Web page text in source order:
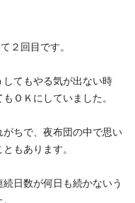
２回目です。
てもやる気が出ない時
ＯＫにしていました。
ちで、夜布団の中で思い
もあります。
日数が何日も続かないう